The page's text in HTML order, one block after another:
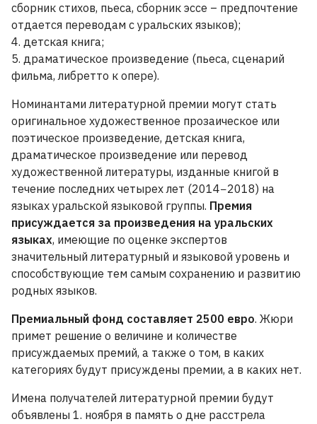
сборник стихов, пьеса, сборник эссе – предпочтение
отдается переводам с уральских языков);
4. детская книга;
5. драматическое произведение (пьеса, сценарий
фильма, либретто к опере).
Номинантами литературной премии могут стать
оригинальное художественное прозаическое или
поэтическое произведение, детская книга,
драматическое произведение или перевод
художественной литературы, изданные книгой в
течение последних четырех лет (2014−2018) на
языках уральской языковой группы. Премия
присуждается за произведения на уральских
языках, имеющие по оценке экспертов
значительный литературный и языковой уровень и
способствующие тем самым сохранению и развитию
родных языков.
Премиальный фонд составляет 2500 евро. Жюри
примет решение о величине и количестве
присуждаемых премий, а также о том, в каких
категориях будут присуждены премии, а в каких нет.
Имена получателей литературной премии будут
объявлены 1. ноября в память о дне расстрела